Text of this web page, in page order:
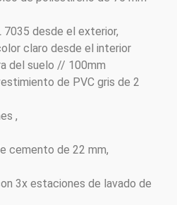
7035 desde el exterior,
claro desde el interior
del suelo // 100mm
de PVC gris de 2
,
cemento de 22 mm,
3x estaciones de lavado de